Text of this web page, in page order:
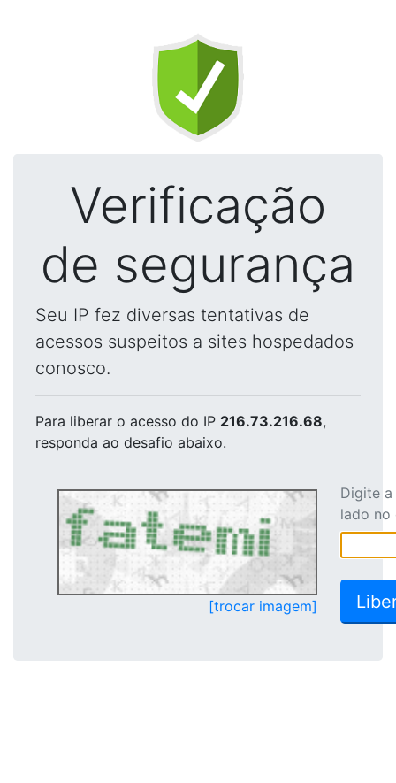
Verificação
de segurança
Seu IP fez diversas tentativas de
acessos suspeitos a sites hospedados
conosco.
Para liberar o acesso do IP 216.73.216.68,
responda ao desafio abaixo.
[trocar imagem]
Digite
lado no